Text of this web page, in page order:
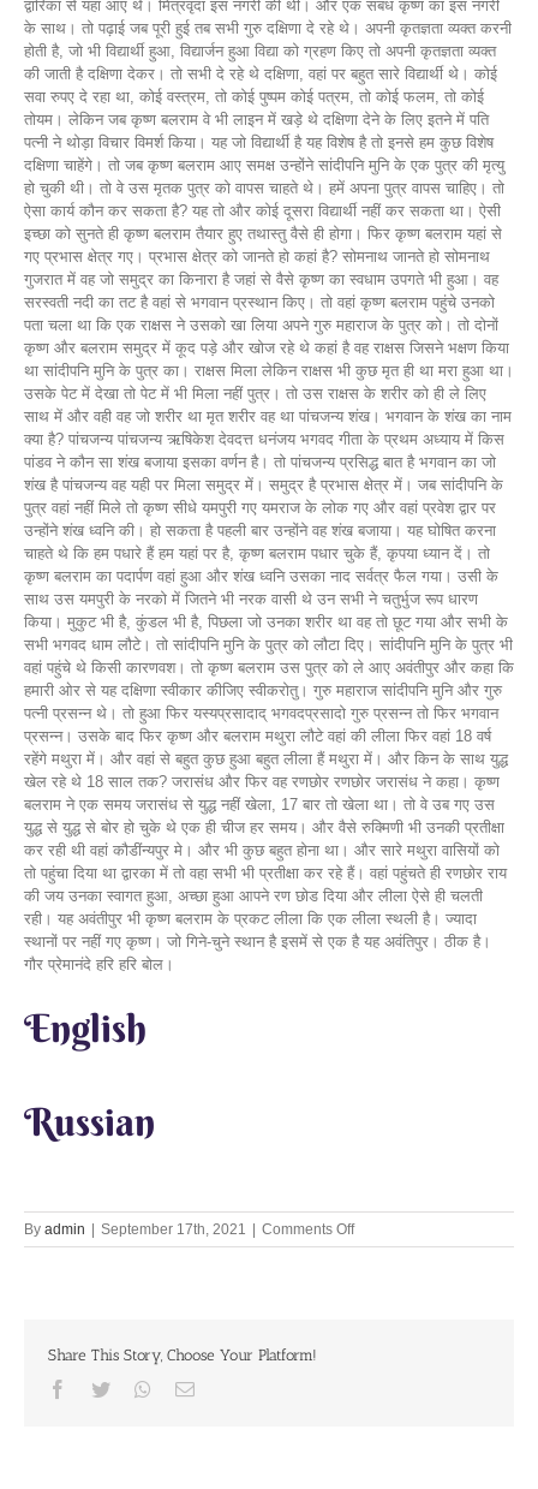
English
Russian
By admin | September 17th, 2021 | Comments Offon
Lets
Share This Story, Choose Your Platform!
Facebook
Twitter Whatsapp
Email